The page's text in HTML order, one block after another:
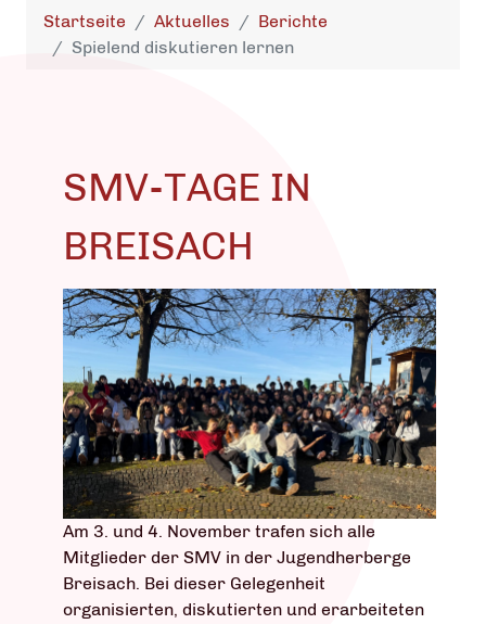
Startseite Aktuelles
Berichte
Spielend diskutieren lernen
SMV-TAGE IN
BREISACH
Am 3. und 4. November trafen sich alle
Mitglieder der SMV in der Jugendherberge
Breisach. Bei dieser Gelegenheit
organisierten, diskutierten und erarbeiteten